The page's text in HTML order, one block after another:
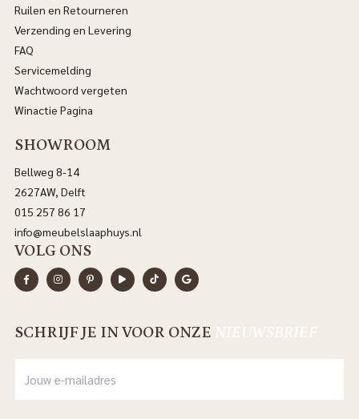
Ruilen en Retourneren
Verzending en Levering
FAQ
Servicemelding
Wachtwoord vergeten
Winactie Pagina
SHOWROOM
Bellweg 8-14
2627AW, Delft
015 257 86 17
info@meubelslaaphuys.nl
VOLG ONS
SCHRIJF JE IN VOOR ONZE NIEUWSBRIEF